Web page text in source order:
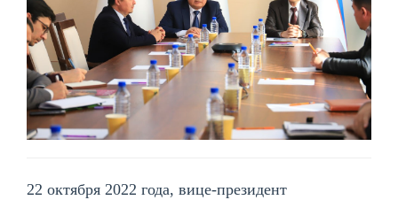
22 октября 2022 года, вице-президент